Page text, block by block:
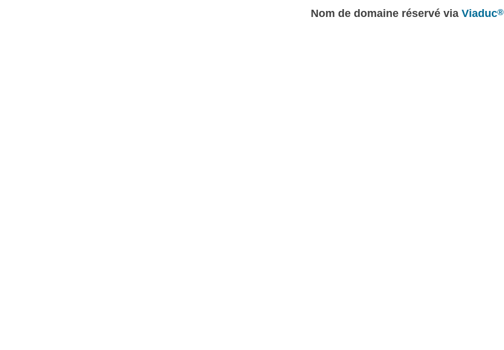
Nom de domaine réservé via Viaduc®